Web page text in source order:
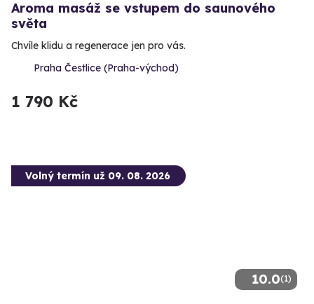
Aroma masáž se vstupem do saunového
světa
Chvíle klidu a regenerace jen pro vás.
Praha Čestlice (Praha-východ)
1 790 Kč
10.0(1)
Volný termín už 09. 08. 2026